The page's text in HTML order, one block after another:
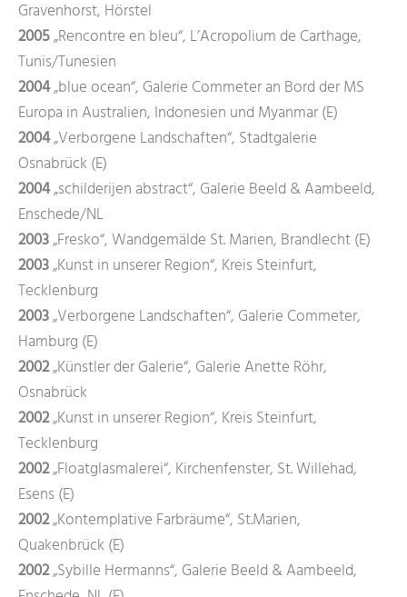
Gravenhorst, Hörstel
2005„Rencontre en bleu“, L’Acropolium de Carthage,
Tunis/Tunesien
2004„blue ocean“, Galerie Commeter an Bord der MS
Europa in Australien, Indonesien und Myanmar (E)
2004„Verborgene Landschaften“, Stadtgalerie
Osnabrück (E)
2004„schilderijen abstract“, Galerie Beeld & Aambeeld,
Enschede/NL
2003„Fresko“, Wandgemälde St. Marien, Brandlecht (E)
2003„Kunst in unserer Region“, Kreis Steinfurt,
Tecklenburg
2003„Verborgene Landschaften“, Galerie Commeter,
Hamburg (E)
2002„Künstler der Galerie“, Galerie Anette Röhr,
Osnabrück
2002„Kunst in unserer Region“, Kreis Steinfurt,
Tecklenburg
2002„Floatglasmalerei“, Kirchenfenster, St. Willehad,
Esens (E)
2002„Kontemplative Farbräume“, St.Marien,
Quakenbrück (E)
2002„Sybille Hermanns“, Galerie Beeld & Aambeeld,